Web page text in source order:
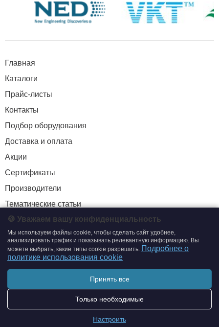
Главная
Каталоги
Прайс-листы
Контакты
Подбор оборудования
Доставка и оплата
Акции
Сертификаты
Производители
Тематические статьи
+7 (495) 204-19-33
zakaz@smtrading.ru
Политика обработки персональных данных
Политика использования cookie
Согласие на обработку персональных данных
🍪 Уважаем вашу конфиденциальность
Мы используем файлы cookie, чтобы сделать сайт удобнее,
анализировать трафик и показывать релевантную информацию. Вы
можете выбрать, какие типы cookie разрешить. Подробнее о
политике использования cookie
Принять все
Только необходимые
Настроить